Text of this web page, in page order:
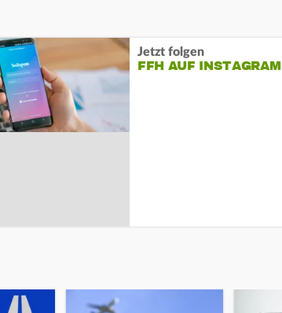
Jetzt folgen
FFH AUF INSTAGRAM